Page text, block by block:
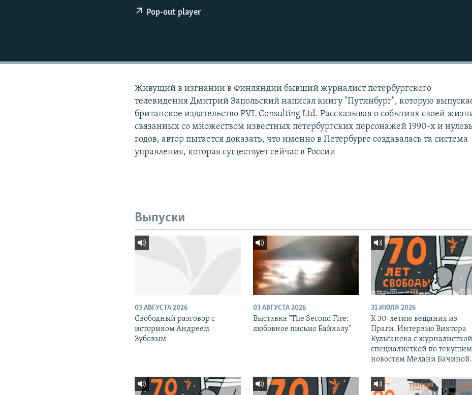
Pop-out player
Живущий в изгнании в Финляндии бывший журналист петербургского
телевидения Дмитрий Запольский написал книгу "Путинбург", которую
британское издательство PVL Consulting Ltd. Рассказывая о событиях своей
связанных со множеством известных петербургских персонажей 1990-х и
годов, автор пытается доказать, что именно в Петербурге создавалась та система
управления, которая существует сейчас в России
Выпуски
03 АВГУСТА 2026
Свободный разговор с
историком Андреем
Зубовым
03 АВГУСТА 2026
Выставка "The Second Fire:
любовное письмо Байкалу"
31 ИЮЛЯ 2026
К 30-летию вещания из
Праги. Интервью Виктора
Кульганека с
специалисткой по текущим
новостям Мелани Бачиной.